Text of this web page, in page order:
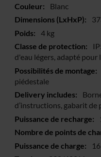
Blanc
4 kg
d'eau légers, adapté pour
piédestale
d’instructions, gabarit de